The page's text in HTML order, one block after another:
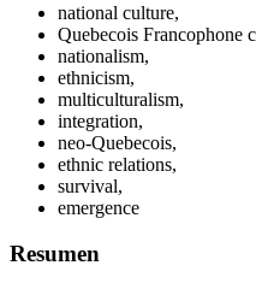
national culture,
Quebecois Francophone
nationalism,
ethnicism,
multiculturalism,
integration,
neo-Quebecois,
ethnic relations,
survival,
emergence
Resumen